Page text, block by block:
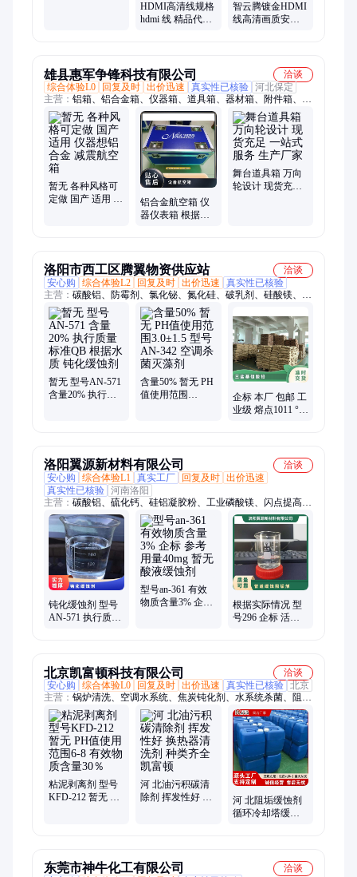
HDMI高清线规格
hdmi 线 精品代工
智云腾镀金HDMI
线高清画质安全
雄县惠军争锋科技有限公司
洽谈
综合体验L0
回复及时 出价迅速 真实性已核验 河北保定
主营： 铝箱、铝合金箱、仪器箱、道具箱、器材箱、附件箱、收
纳箱、航空箱、工具箱、电子仪表箱、实验仪器包装箱、消防器
材箱、指挥作业箱、侦查作业箱、勘测仪器包装箱、仪器仪表
箱、乐器包装箱、舞台道具箱、服装道具箱、运输储备箱、通讯
设备箱、五金工具箱、铝合金航空箱、产品展示箱、物资器材箱
暂无 各种风格可
定做 国产 适用 仪
铝合金航空箱 仪
器仪表箱 根据客
舞台道具箱 万向
轮设计 现货充足
洛阳市西工区腾翼物资供应站
洽谈
安心购
综合体验L2 回复及时 出价迅速
真实性已核验
主营： 碳酸铝、防霉剂、氯化铋、氮化硅、破乳剂、硅酸镁、磷
酸铝、化学试剂、抗静电剂、乙酸乙酯、氢氧化镁、焦磷酸钠、
干燥通风、次磷酸镁、氯化氢乙醇、氯化氢甲醇、聚丙烯酸钾、
闪点提高剂、柴油降凝剂、硫代硫酸铵、聚丙烯酰胺、多聚磷酸
钠、25公斤纸板桶、硫代乙醇酸钠、高分子絮凝剂
暂无 型号AN-571
含量20% 执行质
含量50% 暂无 PH
值使用范围
企标 本厂 包邮 工
业级 熔点1011 °C
洛阳翼源新材料有限公司
洽谈
安心购
综合体验L1 真实工厂 回复及时 出价迅速
真实性已核验 河南洛阳
主营： 碳酸铝、硫化钙、硅铝凝胶粉、工业磷酸镁、闪点提高
剂、表面活性剂、耐火材料、水处理原材料
钝化缓蚀剂 型号
AN-571 执行质量
型号an-361 有效
物质含量3% 企标
根据实际情况 型
号296 企标 活性
北京凯富顿科技有限公司
洽谈
安心购
综合体验L0 回复及时 出价迅速 真实性已核验 北京
主营： 锅炉清洗、空调水系统、焦炭钝化剂、水系统杀菌、阻垢
分散剂、洗涤高温水、粉尘抑制剂、脱硫增效剂、在线清洗剂、
氧化除藻剂、杀菌灭藻剂、水系统管道、无二氧化氯、空调冷凝
器、金属表面油污、清除附着藻类、烟气湿法脱硫、高电导反渗
透、通风系统清洗、空调风机盘管、导热油炉清洗、玻璃鳞片胶
泥、烟气脱硫脱硝、锅炉除垢除锈、填料水垢清洗
粘泥剥离剂 型号
KFD-212 暂无 PH
河 北油污积碳清
除剂 挥发性好 换
河 北阻垢缓蚀剂
循环冷却塔缓蚀
东莞市神牛化工有限公司
洽谈